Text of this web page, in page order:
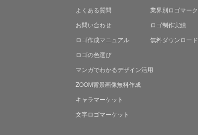
よくある質問
業界別ロゴマーク
お問い合わせ
ロゴ制作実績
ロゴ作成マニュアル
無料ダウンロード
ロゴの色選び
マンガでわかるデザイン活用
ZOOM背景画像無料作成
キャラマーケット
文字ロゴマーケット